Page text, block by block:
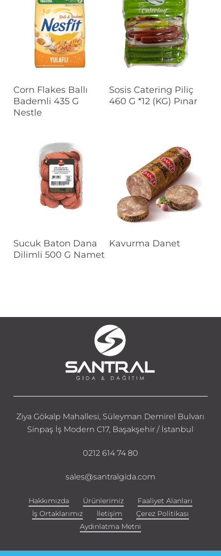
Devamını Oku
Corn Flakes Ballı
Bademli 435 G
Nestle
Devamını Oku
Sosis Catering Piliç
460 G *12 (KG) Pınar
Devamını Oku
Sucuk Baton Dana
Dilimli 500 G Namet
Devamını Oku
Kavurma Danet
Ziya Gökalp Mahallesi, Süleyman Demirel Bulvarı
Sinpaş İş Modern C17, Başakşehir / İstanbul
0212 614 74 80
sales@santralgida.com
Hakkımızda Ürünlerimiz
Faaliyet Alanları
İş Ortaklarımız
İletişim
Çerez Politikası
Aydınlatma Metni